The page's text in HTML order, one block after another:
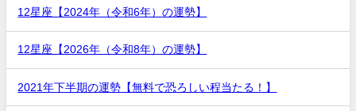
12星座【2024年（令和6年）の運勢】
12星座【2026年（令和8年）の運勢】
2021年下半期の運勢【無料で恐ろしい程当たる！】